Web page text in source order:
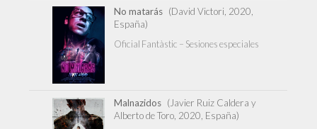
No matarás (David Victori, 2020,
España)
Oficial Fantàstic – Sesiones especiales
Malnazidos (Javier Ruiz Caldera y
Alberto de Toro, 2020, España)